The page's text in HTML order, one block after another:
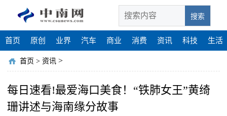
搜索
首页 原创 业界 汽车 商业 消费 资讯 科技 生活
首页 > 资讯 >
每日速看!最爱海口美食！“铁肺女王”黄绮
珊讲述与海南缘分故事